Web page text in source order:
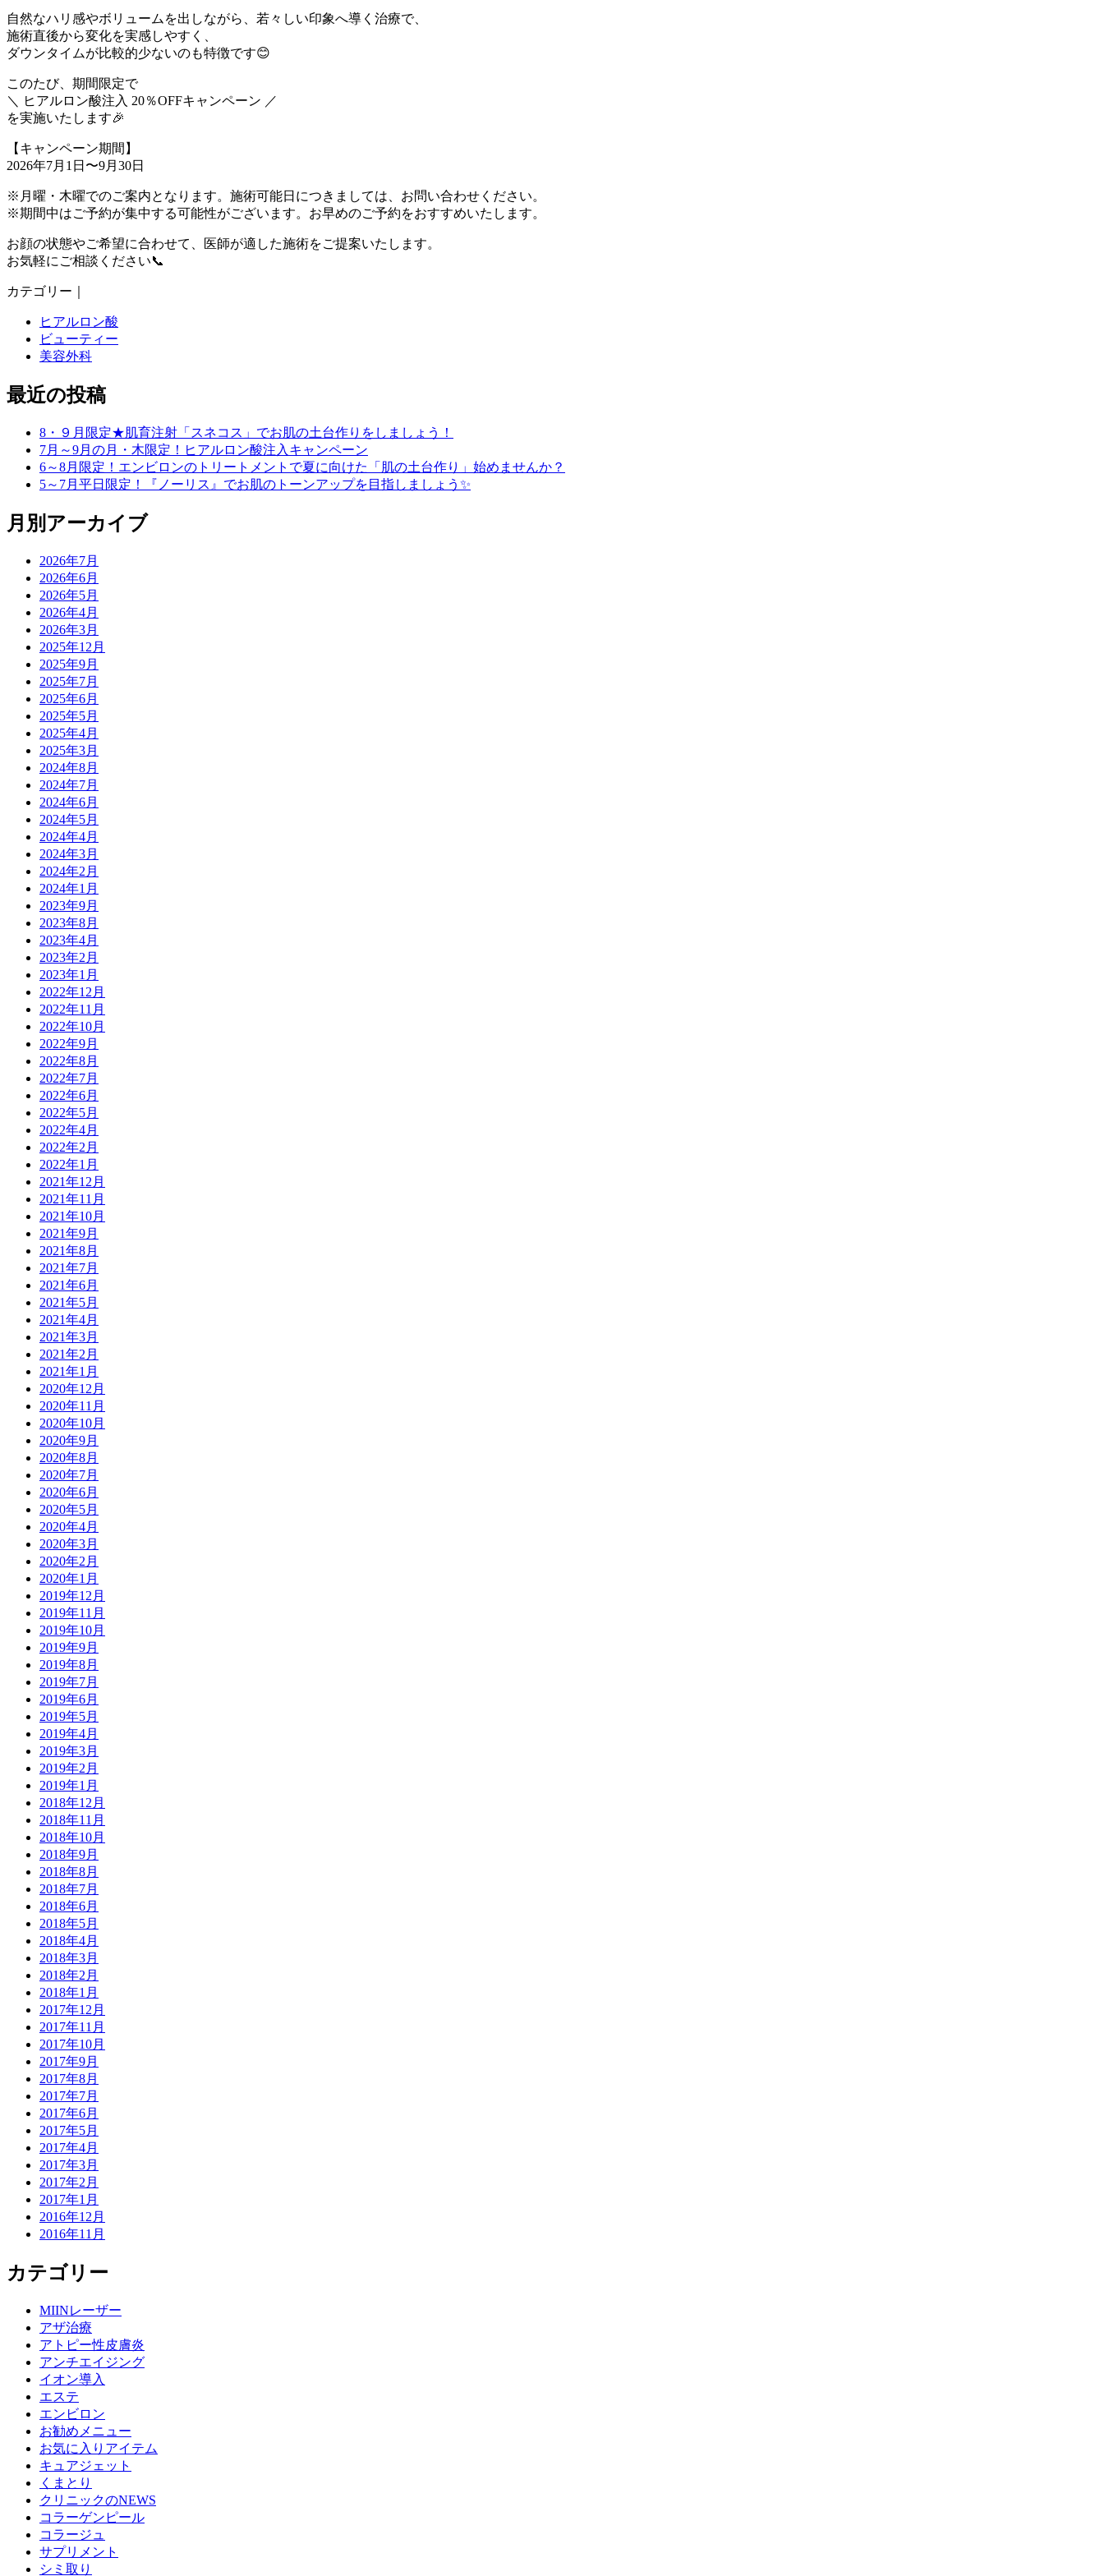
自然なハリ感やボリュームを出しながら、若々しい印象へ導く治療で、
施術直後から変化を実感しやすく、
ダウンタイムが比較的少ないのも特徴です😊
このたび、期間限定で
＼ ヒアルロン酸注入 20％OFFキャンペーン ／
を実施いたします🎉
【キャンペーン期間】
2026年7月1日〜9月30日
※月曜・木曜でのご案内となります。施術可能日につきましては、お問い合わせください。
※期間中はご予約が集中する可能性がございます。お早めのご予約をおすすめいたします。
お顔の状態やご希望に合わせて、医師が適した施術をご提案いたします。
お気軽にご相談ください📞
カテゴリー｜
ヒアルロン酸
ビューティー
美容外科
最近の投稿
8・９月限定★肌育注射「スネコス」でお肌の土台作りをしましょう！
7月～9月の月・木限定！ヒアルロン酸注入キャンペーン
6～8月限定！エンビロンのトリートメントで夏に向けた「肌の土台作り」始めませんか？
5～7月平日限定！『ノーリス』でお肌のトーンアップを目指しましょう✨
月別アーカイブ
2026年7月
2026年6月
2026年5月
2026年4月
2026年3月
2025年12月
2025年9月
2025年7月
2025年6月
2025年5月
2025年4月
2025年3月
2024年8月
2024年7月
2024年6月
2024年5月
2024年4月
2024年3月
2024年2月
2024年1月
2023年9月
2023年8月
2023年4月
2023年2月
2023年1月
2022年12月
2022年11月
2022年10月
2022年9月
2022年8月
2022年7月
2022年6月
2022年5月
2022年4月
2022年2月
2022年1月
2021年12月
2021年11月
2021年10月
2021年9月
2021年8月
2021年7月
2021年6月
2021年5月
2021年4月
2021年3月
2021年2月
2021年1月
2020年12月
2020年11月
2020年10月
2020年9月
2020年8月
2020年7月
2020年6月
2020年5月
2020年4月
2020年3月
2020年2月
2020年1月
2019年12月
2019年11月
2019年10月
2019年9月
2019年8月
2019年7月
2019年6月
2019年5月
2019年4月
2019年3月
2019年2月
2019年1月
2018年12月
2018年11月
2018年10月
2018年9月
2018年8月
2018年7月
2018年6月
2018年5月
2018年4月
2018年3月
2018年2月
2018年1月
2017年12月
2017年11月
2017年10月
2017年9月
2017年8月
2017年7月
2017年6月
2017年5月
2017年4月
2017年3月
2017年2月
2017年1月
2016年12月
2016年11月
カテゴリー
MIINレーザー
アザ治療
アトピー性皮膚炎
アンチエイジング
イオン導入
エステ
エンビロン
お勧めメニュー
お気に入りアイテム
キュアジェット
くまとり
クリニックのNEWS
コラーゲンピール
コラージュ
サプリメント
シミ取り